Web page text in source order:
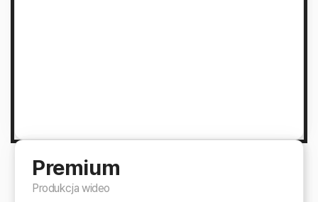
Premium
Produkcja wideo